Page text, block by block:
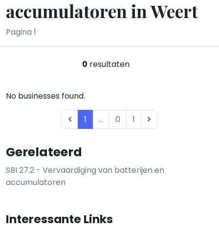
accumulatoren in Weert
Pagina 1
Gerelateerd
SBI 27.2 - Vervaardiging van batterijen en
accumulatoren
Interessante Links
0 resultaten
No businesses found.
1 ... 0 1